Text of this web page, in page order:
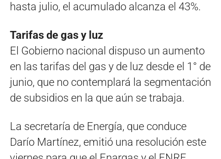
hasta julio, el acumulado alcanza el 43%.
Tarifas de gas y luz
El Gobierno nacional dispuso un aumento
en las tarifas del gas y de luz desde el 1° de
junio, que no contemplará la segmentación
de subsidios en la que aún se trabaja.
La secretaría de Energía, que conduce
Darío Martínez, emitió una resolución este